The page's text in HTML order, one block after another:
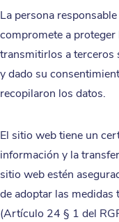
La persona
compromete a
transmitirlos a terceros
y dado su
recopilaron los datos.
El sitio web tiene un
información y la
sitio web estén
de adoptar las medidas
(Artículo 24 § 1 del